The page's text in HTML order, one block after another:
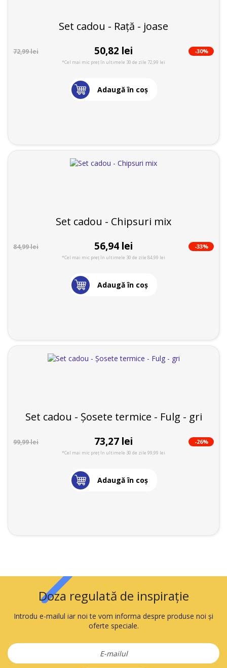
Set cadou - Rață - joase
72,99 lei 50,82 lei -30%
*Cel mai mic preț în ultimele 30 de zile 72,99 lei
Adaugă în coş
Set cadou - Chipsuri mix
84,99 lei 56,94 lei -33%
*Cel mai mic preț în ultimele 30 de zile 84,99 lei
Adaugă în coş
Set cadou - Șosete termice - Fulg - gri
99,99 lei 73,27 lei -26%
*Cel mai mic preț în ultimele 30 de zile 99,99 lei
Adaugă în coş
Doza regulată de inspirație
Introdu e-mailul iar noi te vom informa despre produse noi și
oferte speciale.